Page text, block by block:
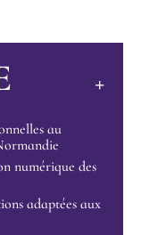
au
numérique des
adaptées aux